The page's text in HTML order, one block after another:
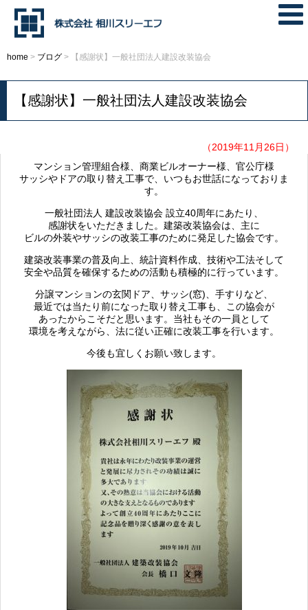
home > ブログ > 【感謝状】一般社団法人建設改装協会
【感謝状】一般社団法人建設改装協会
（2019年11月26日）
マンション管理組合様、商業ビルオーナー様、官公庁様
サッシやドアの取り替え工事で、いつもお世話になっておりま
す。
一般社団法人 建設改装協会 設立40周年にあたり、
感謝状をいただきました。建築改装協会は、主に
ビルの外装やサッシの改装工事のために発足した協会です。
建築改装事業の普及向上、統計資料作成、技術や工法そして
安全や品質を確保するための活動も積極的に行っています。
分譲マンションの玄関ドア、サッシ(窓)、手すりなど、
最近では当たり前になった取り替え工事も、この協会が
あったからこそだと思います。当社もその一員として
環境を考えながら、法に従い正確に改装工事を行います。
今後も宜しくお願い致します。